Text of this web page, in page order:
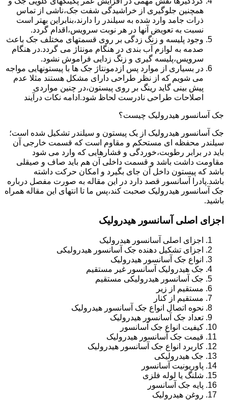
همچنین جلوگیری از خراشیدگی شفت جک،ناشی از تماس
ذرات جامد وارد شده به سیلندر را دارند،بنابراین بهتر است
نسبت به تعویض آنها در هر نوبت سرویس،اقدام گردد.
وجود پلیسه و زنگ زدگی بر روی قسمتهای مختلف جک باعث
صدمه به لوازم آب بندی در هنگام مونتاژ می گردد.در هنگام
سرویس،پلیسه گیری و زنگ زدایی فراموش نشود.
در بسیاری از موارد پس ازدمونتاژ جک ها با پیستونهایی مواجه
می شویم که از نظر طراحی دارای مشکل هستند مثلا عدم
پیش بینی گاید رینگ بر روی پیستون،در چنین مواردی
اصلاحات طراحی نادرست لحاظ شود.ادامه نکات درآیند
جک آسانسور هیدرولیک چیست؟
جک آسانسور هیدرولیک از یک پیستون و سیلندر تشکیل شده است؛
سیلندر محفظه ای مستحکم و مقاوم است که قسمت خارجی آن
باید در برابر رطوبت،خوردگی و فشارهایی که وارد می شود
مقاومت داشت باشد و قسمت داخلی آن هم باید صاف و صیقلی
باشد که پیستون داخل آن جای بگیرد و امکان حرکت داشته
باشد.پادرا آسانسور قصد دارد در این مقاله به صورت مفصل درباره
جک آسانسور هیدرولیک صحبت کند،پس ما تا انتهای این مقاله همراه
باشید.
اجزای اصلی آسانسور هیدرولیک
اجزای اصلی آسانسور هیدرولیک
اجزای تشکیل دهنده جک آسانسور هیدرولیکی
انواع جک آسانسور هیدرولیک
جک هیدرولیک آسانسور غیر مستقیم
جک آسانسور هیدرولیکی مستقیم
مستقیم از زیر
مستقیم از کنار
نحوه اتصال انواع جک آسانسور هیدرولیک
تعداد جک آسانسور هیدرولیک
کیفیت انواع جک آسانسور
قیمت جک آسانسور هیدرولیک
کاربرد انواع جک آسانسور هیدرولیک
جک هیدرولیکی
پاوریونیت آسانسور
شلنگ یا لوله فلزی
پایه جک آسانسور
روغن هیدرولیک